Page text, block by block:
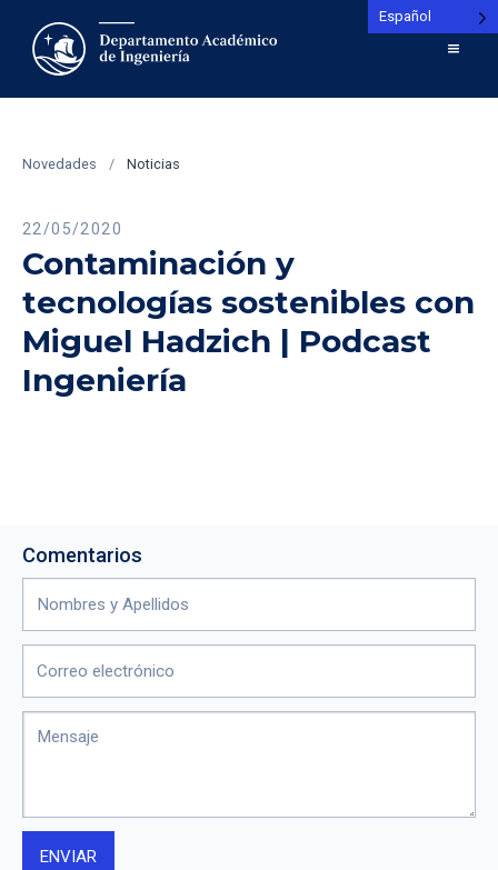
Novedades / Noticias
22/05/2020
Contaminación y
tecnologías sostenibles con
Miguel Hadzich | Podcast
Ingeniería
Comentarios
Español